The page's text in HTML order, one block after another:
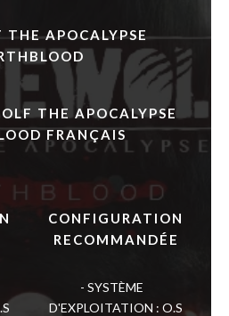
THE APOCALYPSE
THE APOCALYPSE
FRANÇAIS
CONFIGURATION
RECOMMANDÉE
SYSTÈME
D'EXPLOITATION : O.S